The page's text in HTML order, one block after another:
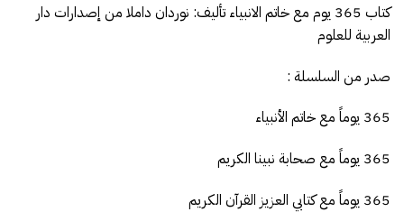
كتاب 365 يوم مع خاتم الانبياء تأليف: نوردان داملا من إصدارات دار
العربية للعلوم
صدر من السلسلة :
365 يوماً مع خاتم الأنبياء
365 يوماً مع صحابة نبينا الكريم
365 يوماً مع كتابي العزيز القرآن الكريم